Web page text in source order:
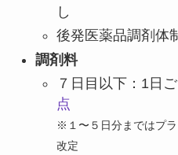
し
後発医薬品調剤体
調剤料
７日目以下：1日
点
※１〜５日分まではプ
改定